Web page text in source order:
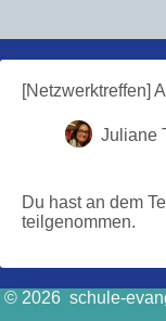
[Netzwerktreffen]
Juliane
Du hast an dem
teilgenommen.
© 2026 schule-